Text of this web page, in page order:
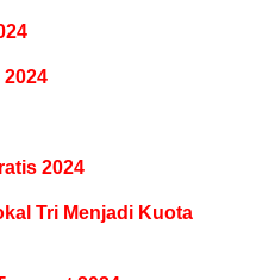
2024
Tri Menjadi Kuota